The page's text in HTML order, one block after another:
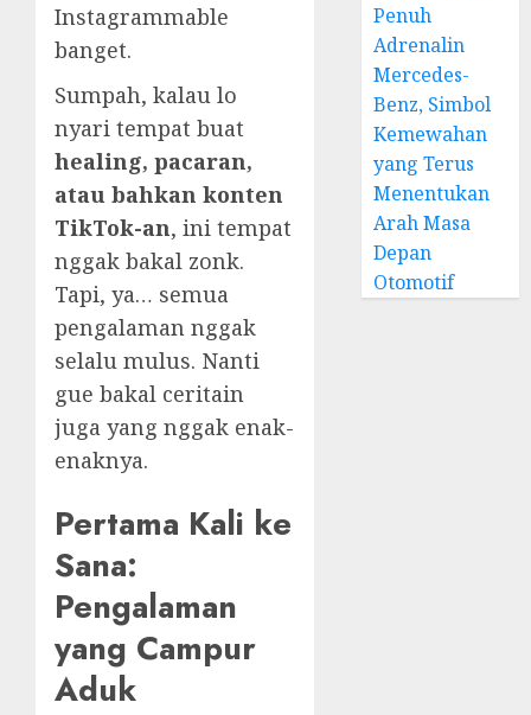
Instagrammable
banget.
Sumpah, kalau lo
nyari tempat buat
healing, pacaran,
atau bahkan konten
TikTok-an, ini tempat
nggak bakal zonk.
Tapi, ya… semua
pengalaman nggak
selalu mulus. Nanti
gue bakal ceritain
juga yang nggak enak-
enaknya.
Pertama Kali ke
Sana:
Pengalaman
yang Campur
Aduk
Penuh
Adrenalin
Mercedes-
Benz, Simbol
Kemewahan
yang Terus
Menentukan
Arah Masa
Depan
Otomotif